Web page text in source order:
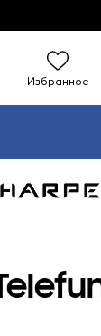
Избранное